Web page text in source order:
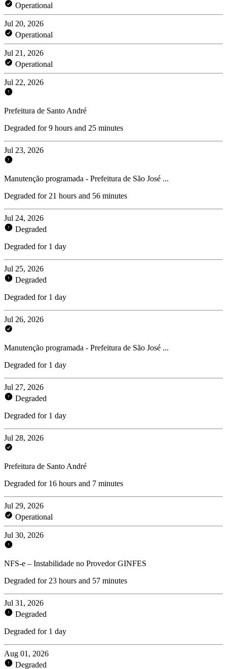
Operational
Jul 20, 2026
Operational
Jul 21, 2026
Operational
Jul 22, 2026
Prefeitura de Santo André
Degraded for 9 hours and 25 minutes
Jul 23, 2026
Manutenção programada - Prefeitura de São José ...
Degraded for 21 hours and 56 minutes
Jul 24, 2026
Degraded
Degraded for 1 day
Jul 25, 2026
Degraded
Degraded for 1 day
Jul 26, 2026
Manutenção programada - Prefeitura de São José ...
Degraded for 1 day
Jul 27, 2026
Degraded
Degraded for 1 day
Jul 28, 2026
Prefeitura de Santo André
Degraded for 16 hours and 7 minutes
Jul 29, 2026
Operational
Jul 30, 2026
NFS-e – Instabilidade no Provedor GINFES
Degraded for 23 hours and 57 minutes
Jul 31, 2026
Degraded
Degraded for 1 day
Aug 01, 2026
Degraded